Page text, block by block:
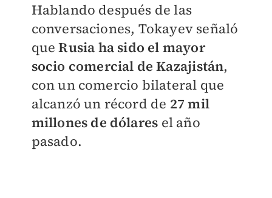
Hablando después de las
conversaciones, Tokayev señaló
queRusia ha sido el mayor
socio comercial de Kazajistán,
con un comercio bilateral que
alcanzó un récord de 27 mil
millones de dólares el año
pasado.